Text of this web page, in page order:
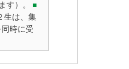
す）。 ■
生は、集
時に受